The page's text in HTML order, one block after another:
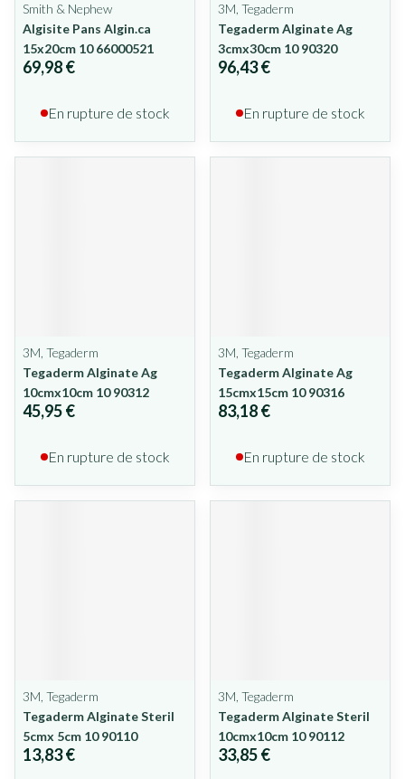
Smith & Nephew
Algisite Pans Algin.ca
15x20cm 10 66000521
69,98 €
En rupture de stock
3M, Tegaderm
Tegaderm Alginate Ag
3cmx30cm 10 90320
96,43 €
En rupture de stock
3M, Tegaderm
Tegaderm Alginate Ag
10cmx10cm 10 90312
45,95 €
En rupture de stock
3M, Tegaderm
Tegaderm Alginate Ag
15cmx15cm 10 90316
83,18 €
En rupture de stock
3M, Tegaderm
Tegaderm Alginate Steril
5cmx 5cm 10 90110
13,83 €
3M, Tegaderm
Tegaderm Alginate Steril
10cmx10cm 10 90112
33,85 €